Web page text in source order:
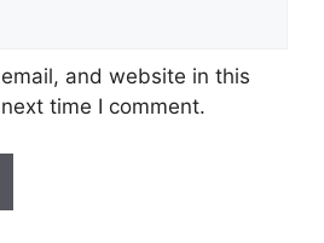
and website in this
time I comment.